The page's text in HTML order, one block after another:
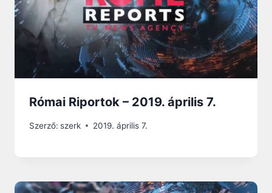
Római Riportok – 2019. április 7.
Szerző: szerk 2019. április 7.